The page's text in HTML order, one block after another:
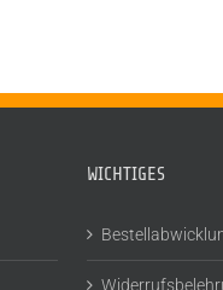
WICHTIGES